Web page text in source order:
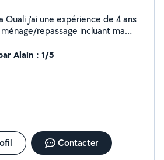
Ouali j'ai une expérience de 4 ans
repassage incluant ma
attentes.
Alain : 1/5
Contacter